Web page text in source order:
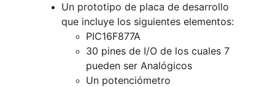
Un prototipo de placa de desarrollo
que incluye los siguientes elementos:
PIC16F877A
30 pines de I/O de los cuales 7
pueden ser Analógicos
Un potenciómetro